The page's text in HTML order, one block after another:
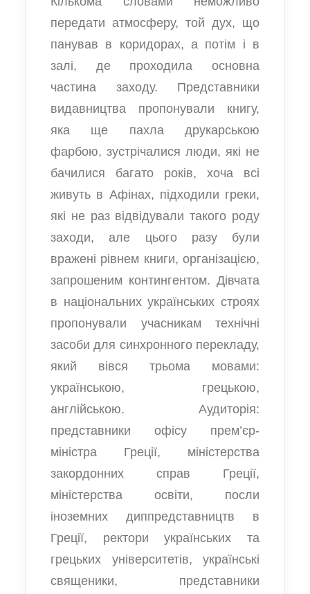
передати атмосферу, той дух, що
панував в коридорах, а потім і в
залі, де проходила основна
частина заходу. Представники
видавництва пропонували книгу,
яка ще пахла друкарською
фарбою, зустрічалися люди, які не
бачилися багато років, хоча всі
живуть в Афінах, підходили греки,
які не раз відвідували такого роду
заходи, але цього разу були
вражені рівнем книги, організацією,
запрошеним контингентом. Дівчата
в національних українських строях
пропонували учасникам технічні
засоби для синхронного перекладу,
який вівся трьома мовами:
українською, грецькою,
англійською. Аудиторія:
представники офісу прем’єр-
міністра Греції, міністерства
закордонних справ Греції,
міністерства освіти, посли
іноземних диппредставництв в
Греції, ректори українських та
грецьких університетів, українські
священики, представники